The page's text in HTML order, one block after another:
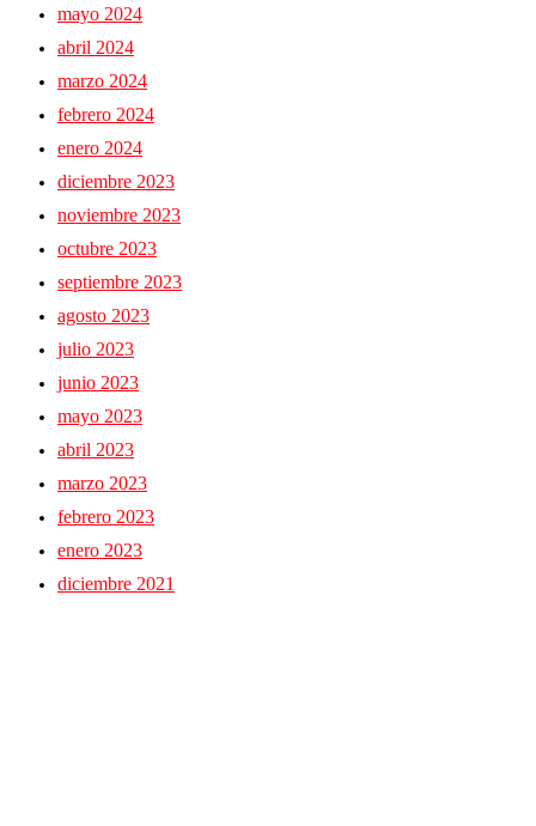
mayo 2024
abril 2024
marzo 2024
febrero 2024
enero 2024
diciembre 2023
noviembre 2023
octubre 2023
septiembre 2023
agosto 2023
julio 2023
junio 2023
mayo 2023
abril 2023
marzo 2023
febrero 2023
enero 2023
diciembre 2021